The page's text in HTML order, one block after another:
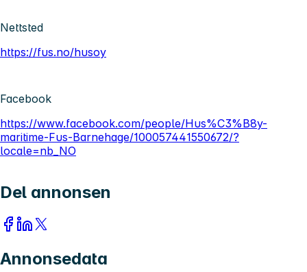
Nettsted
https://fus.no/husoy
Facebook
https://www.facebook.com/people/Hus%C3%B8y-
maritime-Fus-Barnehage/100057441550672/?
locale=nb_NO
Del annonsen
Annonsedata